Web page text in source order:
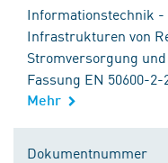
Informationstechnik
Infrastrukturen von
Stromversorgung
Fassung EN 50600-2-
Mehr
Dokumentnummer